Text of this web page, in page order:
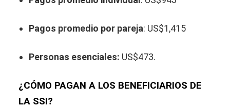
Pagos promedio por pareja: US$1,415
Personas esenciales: US$473.
¿CÓMO PAGAN A LOS BENEFICIARIOS DE
LA SSI?